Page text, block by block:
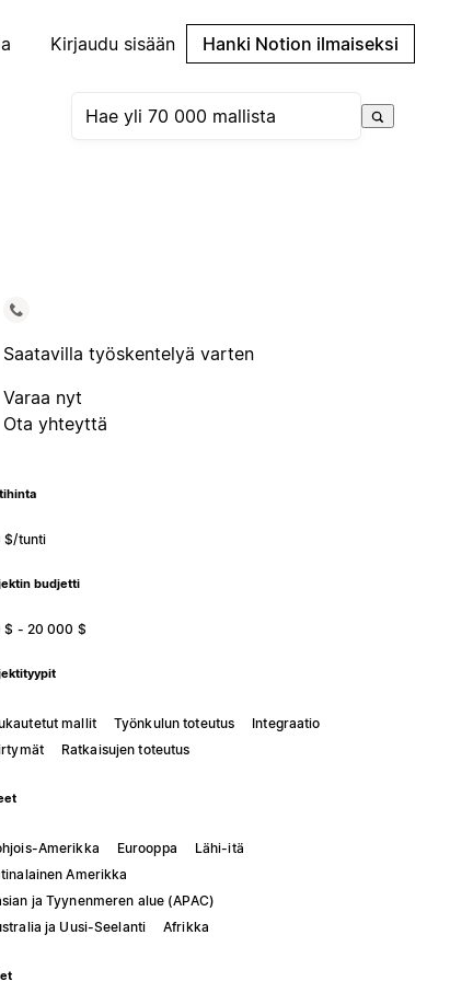
Kirjaudu sisään Hanki Notion ilmaiseksi
Saatavilla työskentelyä varten
Varaa nyt
Ota yhteyttä
$/tunti
budjetti
$ - 20 000 $
mallit Työnkulun toteutus
Integraatio
Ratkaisujen toteutus
Amerikka Eurooppa
Lähi-itä
Amerikka
ja Tyynenmeren alue (APAC)
ja Uusi-Seelanti
Afrikka